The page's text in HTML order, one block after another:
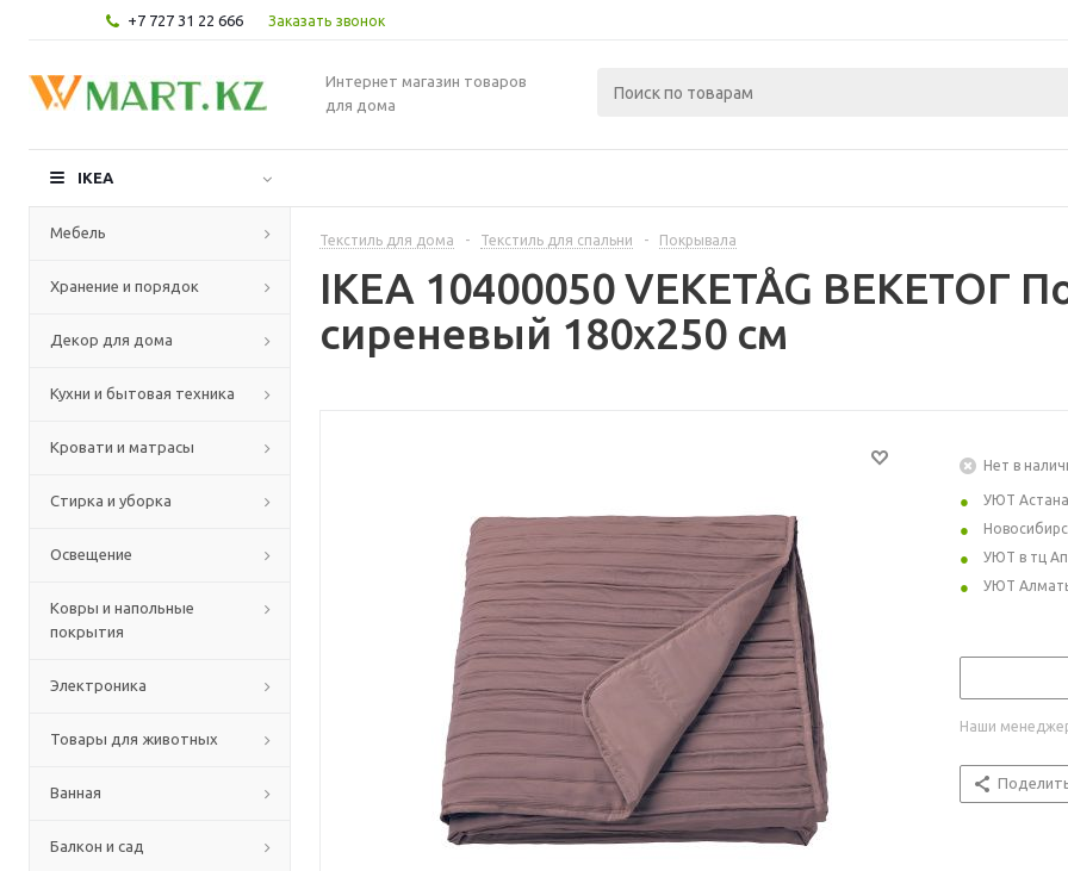
+7 727 31 22 666 Заказать звонок
Интернет магазин товаров
для дома
IKEA
Мебель
Хранение и порядок
Декор для дома
Кухни и бытовая техника
Кровати и матрасы
Стирка и уборка
Освещение
Ковры и напольные
покрытия
Электроника
Товары для животных
Ванная
Балкон и сад
Текстиль для дома - Текстиль для спальни - Покрывала
IKEA 10400050 VEKETÅG ВЕКЕТОГ
сиреневый 180x250 см
Нет в
УЮТ Астана
УЮТ в тц
УЮТ
Наши